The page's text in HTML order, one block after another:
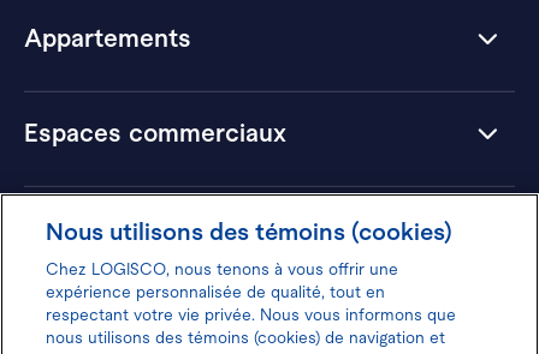
Appartements
Espaces commerciaux
Hôtels
Nous utilisons des témoins (cookies)
Chez LOGISCO, nous tenons à vous offrir une
expérience personnalisée de qualité, tout en
respectant votre vie privée. Nous vous informons que
nous utilisons des témoins (cookies) de navigation et